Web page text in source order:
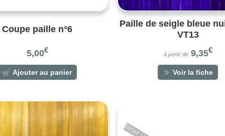
Coupe paille n°6
5,00€
Ajouter au panier
Paille de seigle bleue
VT13
à partir de9,35€
Voir la fiche